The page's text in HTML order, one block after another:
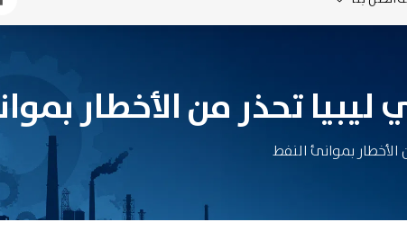
تحذر من الأخطار
بموانئ النفط